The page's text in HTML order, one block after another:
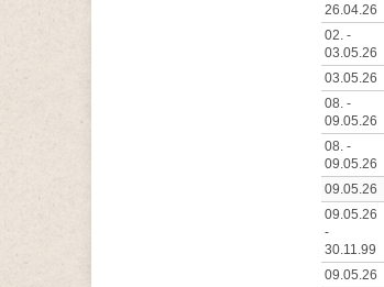
26.04.26
02. -
03.05.26
03.05.26
08. -
09.05.26
08. -
09.05.26
09.05.26
09.05.26
-
30.11.99
09.05.26